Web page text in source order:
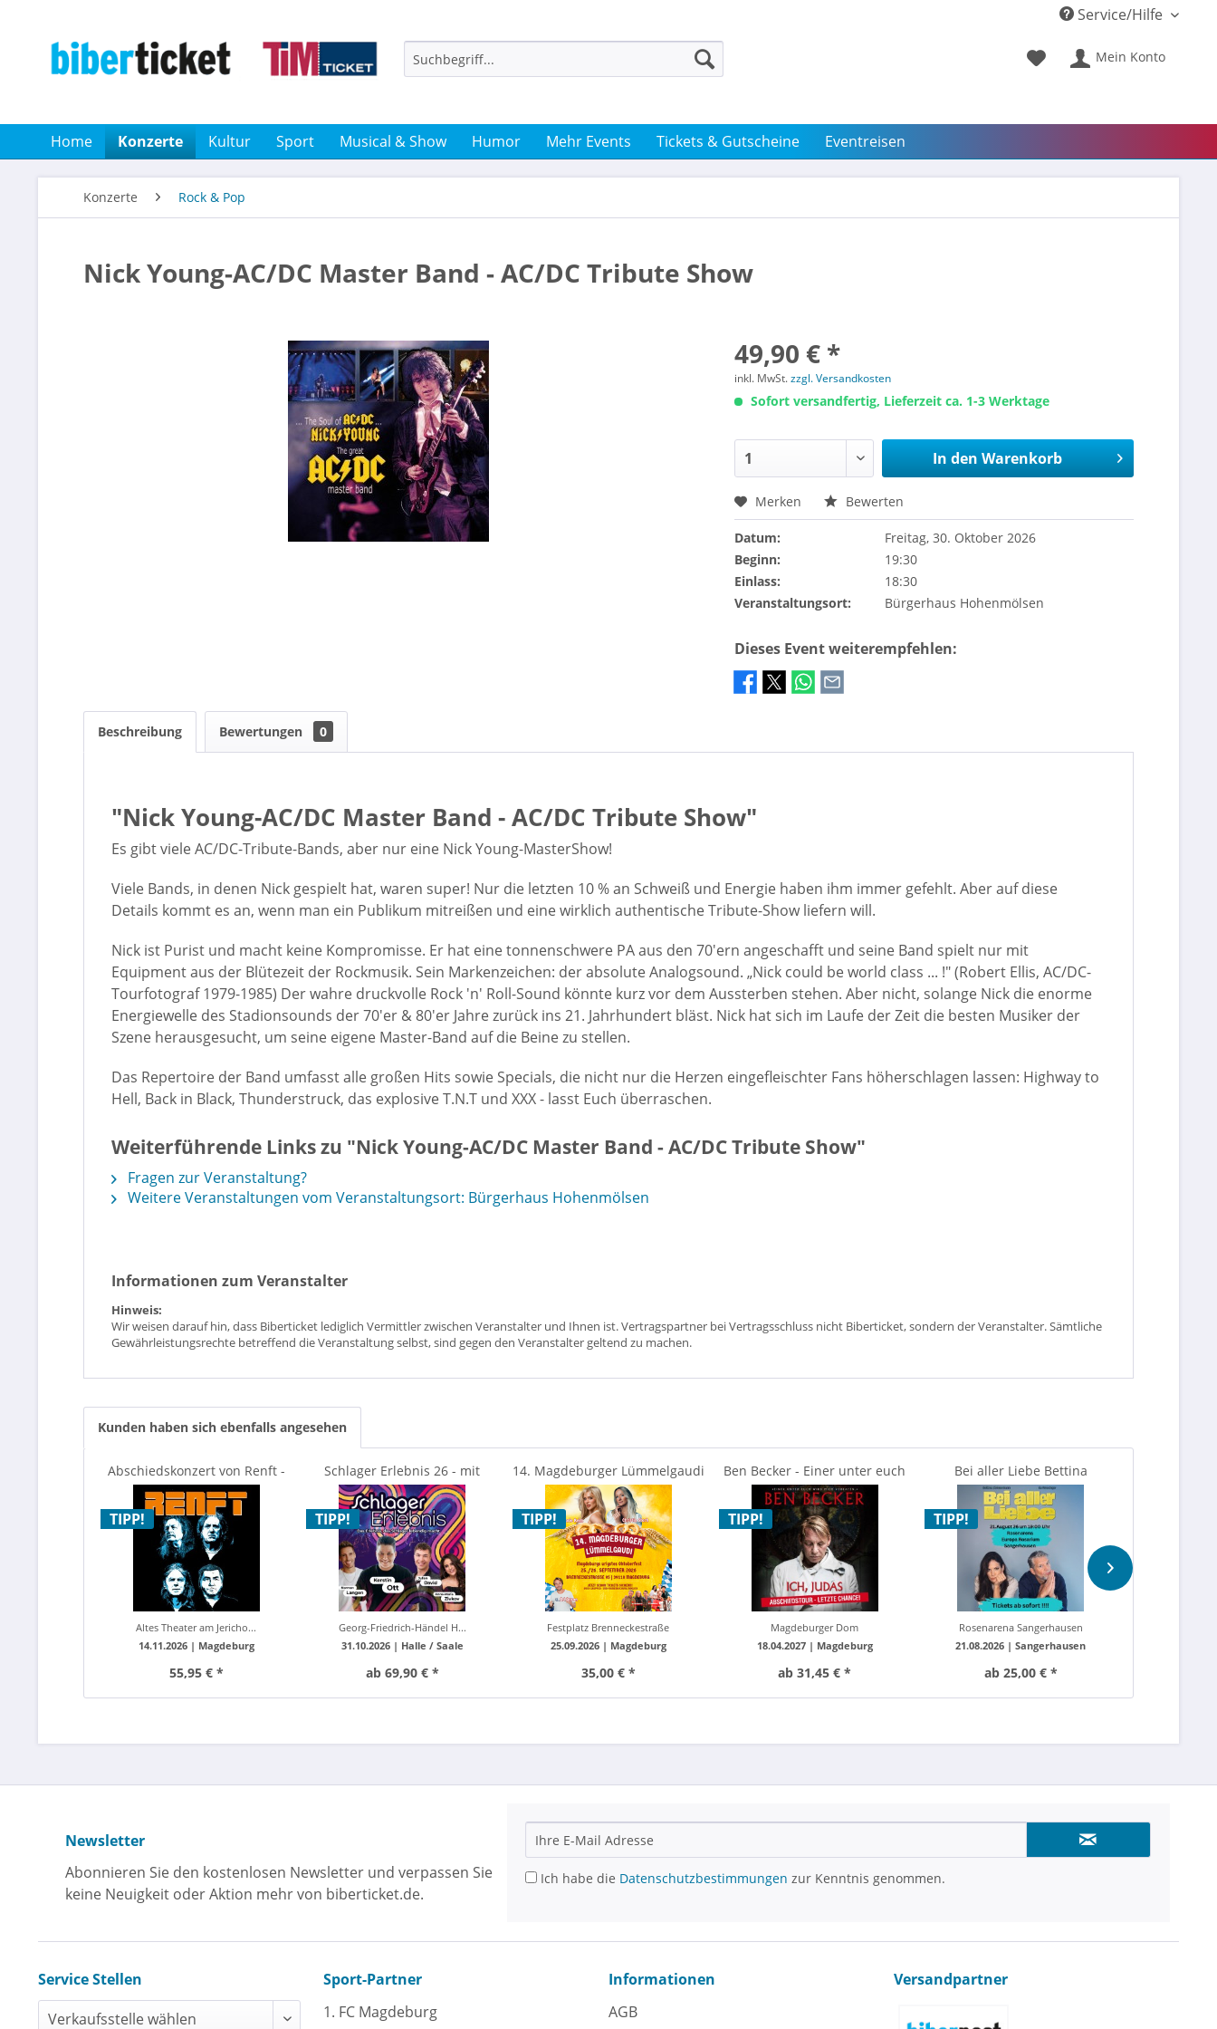
Service/Hilfe
Mein Konto
Home Konzerte Kultur Sport Musical & Show Humor Mehr Events Tickets & Gutscheine Eventreisen
Konzerte Rock & Pop
Nick Young-AC/DC Master Band - AC/DC Tribute Show
49,90 € *
inkl. MwSt.zzgl. Versandkosten
Sofort versandfertig, Lieferzeit ca. 1-3 Werktage
In den Warenkorb
Merken Bewerten
Datum:
Freitag, 30. Oktober 2026
Beginn:
19:30
Einlass:
18:30
Veranstaltungsort:
Bürgerhaus Hohenmölsen
Dieses Event weiterempfehlen:
Beschreibung Bewertungen 0
"Nick Young-AC/DC Master Band - AC/DC Tribute Show"
Es gibt viele AC/DC-Tribute-Bands, aber nur eine Nick Young-MasterShow!
Viele Bands, in denen Nick gespielt hat, waren super! Nur die letzten 10 % an Schweiß und Energie haben ihm immer gefehlt. Aber auf diese
Details kommt es an, wenn man ein Publikum mitreißen und eine wirklich authentische Tribute-Show liefern will.
Nick ist Purist und macht keine Kompromisse. Er hat eine tonnenschwere PA aus den 70'ern angeschafft und seine Band spielt nur mit
Equipment aus der Blütezeit der Rockmusik. Sein Markenzeichen: der absolute Analogsound. „Nick could be world class ... !" (Robert Ellis, AC/DC-
Tourfotograf 1979-1985) Der wahre druckvolle Rock 'n' Roll-Sound könnte kurz vor dem Aussterben stehen. Aber nicht, solange Nick die enorme
Energiewelle des Stadionsounds der 70'er & 80'er Jahre zurück ins 21. Jahrhundert bläst. Nick hat sich im Laufe der Zeit die besten Musiker der
Szene herausgesucht, um seine eigene Master-Band auf die Beine zu stellen.
Das Repertoire der Band umfasst alle großen Hits sowie Specials, die nicht nur die Herzen eingefleischter Fans höherschlagen lassen: Highway to
Hell, Back in Black, Thunderstruck, das explosive T.N.T und XXX - lasst Euch überraschen.
Weiterführende Links zu "Nick Young-AC/DC Master Band - AC/DC Tribute Show"
Fragen zur Veranstaltung?
Weitere Veranstaltungen vom Veranstaltungsort: Bürgerhaus Hohenmölsen
Informationen zum Veranstalter
Hinweis:
Wir weisen darauf hin, dass Biberticket lediglich Vermittler zwischen Veranstalter und Ihnen ist. Vertragspartner bei Vertragsschluss nicht Biberticket, sondern der Veranstalter. Sämtliche
Gewährleistungsrechte betreffend die Veranstaltung selbst, sind gegen den Veranstalter geltend zu machen.
Kunden haben sich ebenfalls angesehen
TIPP!
Abschiedskonzert von Renft -
„Wer die Rose...
Altes Theater am Jericho...
14.11.2026 | Magdeburg
55,95 € *
TIPP!
Schlager Erlebnis 26 - mit
Kerstin Ott - Norman...
Georg-Friedrich-Händel H...
31.10.2026 | Halle / Saale
ab 69,90 € *
TIPP!
14. Magdeburger Lümmelgaudi
mit Hauptact Marie...
Festplatz Brenneckestraße
25.09.2026 | Magdeburg
35,00 € *
TIPP!
Ben Becker - Einer unter euch
wird mich verraten
Magdeburger Dom
18.04.2027 | Magdeburg
ab 31,45 € *
TIPP!
Bei aller Liebe Bettina
Zimmermann & Kai Wiesinger
Rosenarena Sangerhausen
21.08.2026 |Sangerhausen
ab 25,00 € *
Newsletter
Abonnieren Sie den kostenlosen Newsletter und verpassen Sie
keine Neuigkeit oder Aktion mehr von biberticket.de.
Ich habe die Datenschutzbestimmungen zur Kenntnis genommen.
Service Stellen
Sport-Partner
1. FC Magdeburg
Informationen
AGB
Versandpartner